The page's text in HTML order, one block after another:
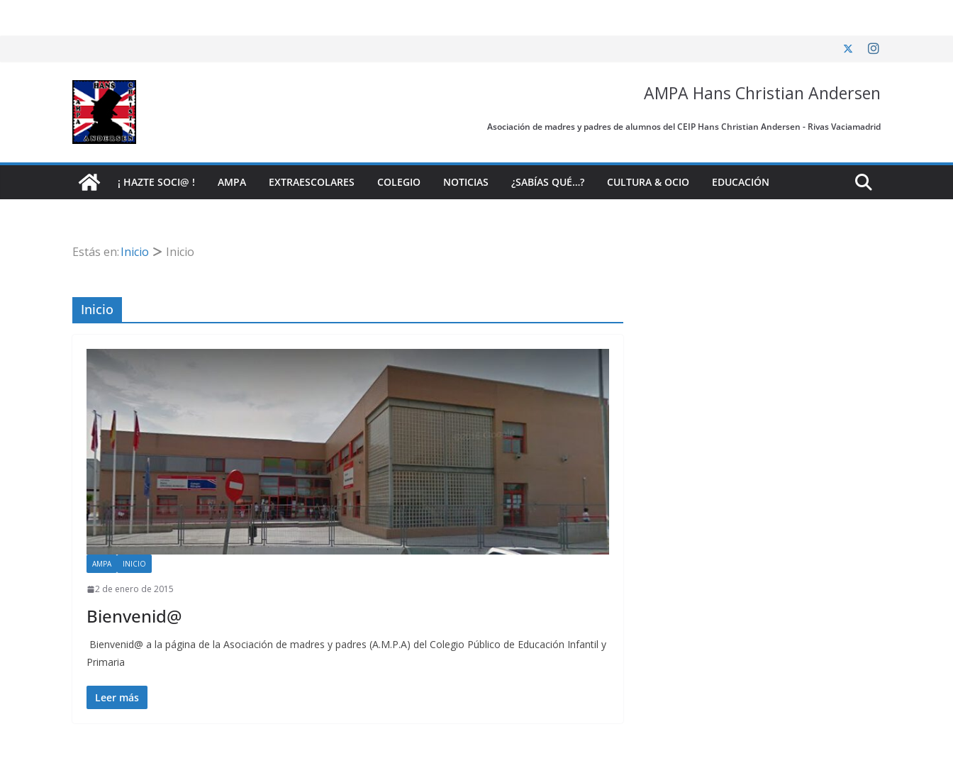
AMPA Hans Christian Andersen
Asociación de madres y padres de alumnos del CEIP Hans Christian Andersen - Rivas Vaciamadrid
¡ HAZTE SOCI@ ! AMPA EXTRAESCOLARES COLEGIO NOTICIAS ¿SABÍAS QUÉ…? CULTURA & OCIO EDUCACIÓN
Estás en:Inicio Inicio
Inicio
AMPA INICIO
2 de enero de 2015
Bienvenid@
Bienvenid@ a la página de la Asociación de madres y padres (A.M.P.A) del Colegio Público de Educación Infantil y
Primaria
Leer más